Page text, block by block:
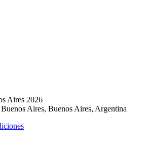
Aires 2026
Aires, Buenos Aires, Argentina